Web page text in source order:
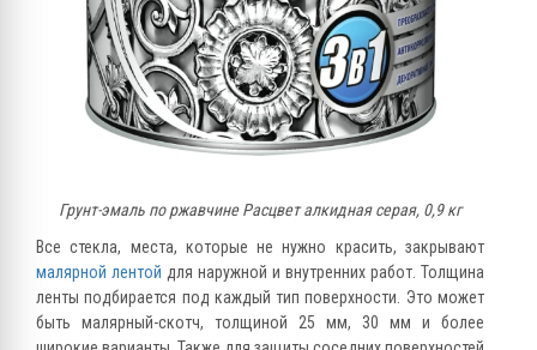
Грунт-эмаль по ржавчине Расцвет алкидная серая, 0,9 кг
Все стекла, места, которые не нужно красить, закрывают
малярной лентой для наружной и внутренних работ. Толщина
ленты подбирается под каждый тип поверхности. Это может
быть малярный-скотч, толщиной 25 мм, 30 мм и более